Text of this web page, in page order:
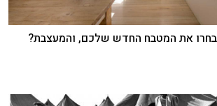
את המטבח החדש שלכם, והמעצבת?